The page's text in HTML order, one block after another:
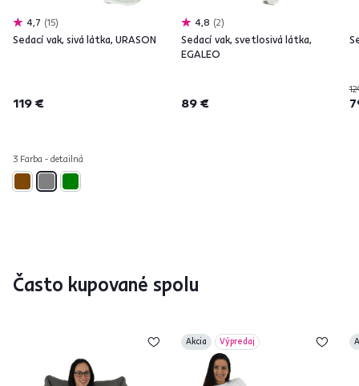
4,7 15
Sedací vak, sivá látka, URASON
119 €
3 Farba - detailná
4,8 2
Sedací vak, svetlosivá látka,
EGALEO
89 €
Často kupované spolu
Akcia Výpredaj